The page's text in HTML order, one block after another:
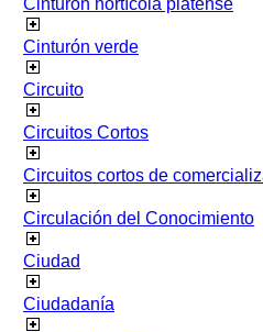
Cinturón hortícola platense
Cinturón verde
Circuito
Circuitos Cortos
Circuitos cortos de
Circulación del Conocimiento
Ciudad
Ciudadanía